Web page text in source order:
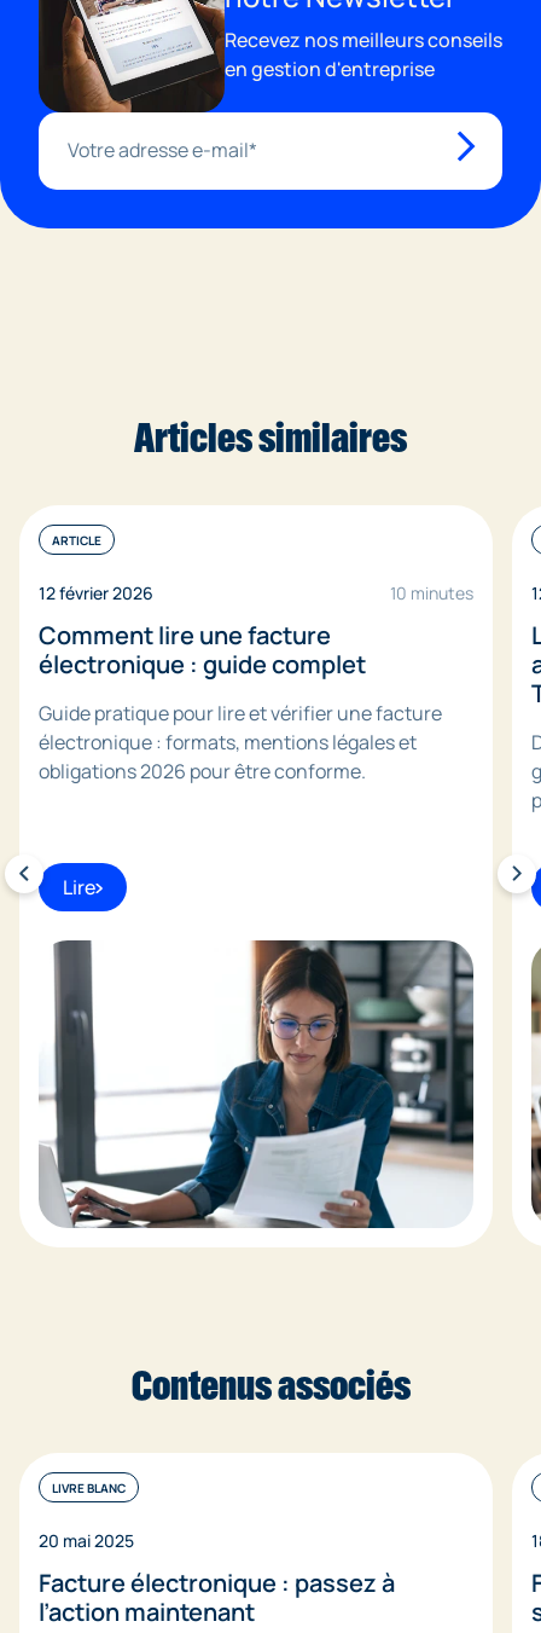
Recevez nos meilleurs conseils
en gestion d'entreprise
Articles similaires
ARTICLE
12 février 2026 10 minutes
Comment lire une facture
électronique : guide complet
Guide pratique pour lire et vérifier une facture
électronique : formats, mentions légales et
obligations 2026 pour être conforme.
Lire
Contenus associés
LIVRE BLANC
20 mai 2025
Facture électronique : passez à
l’action maintenant